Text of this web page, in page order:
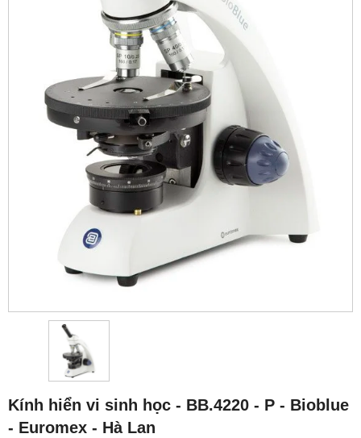
Kính hiển vi sinh học - BB.4220 ‑ P - Bioblue
- Euromex - Hà Lan